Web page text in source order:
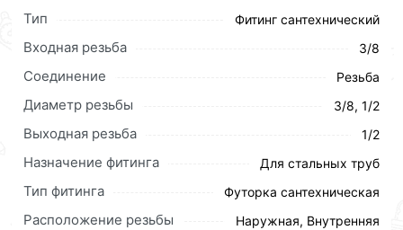
мышкой«Добавить в корзину»
или нажмите на
кнопку«Быстрый заказ»
. Также можете оформить
заказ позвонив по контактам указанным на сайте.
Условия доставки и цены на товар Футорка латунь
Москве и области.
Тип Фитинг сантехнический
Входная резьба 3/8
Соединение Резьба
Диаметр резьбы 3/8, 1/2
Выходная резьба 1/2
Назначение фитинга Для стальных труб
Тип фитинга Футорка сантехническая
Расположение резьбы Наружная, Внутренняя